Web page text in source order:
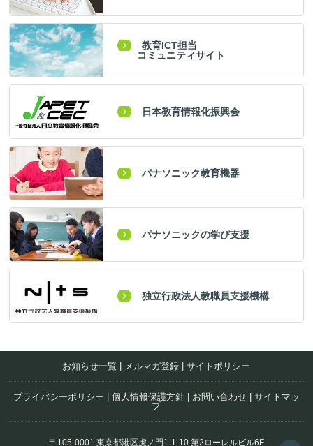
教育ICT担当
コミュニティサイト
日本教育情報化振興会
パナソニック教育機器
パナソニックの学び支援
独立行政法人教職員支援機構
お知らせ一覧 メルマガ登録 |サイトポリシー
プライバシーポリシー 個人情報保護方針| お問い合わせ| サイトマッ
プ
〒105-0001 東京都港区虎ノ門1-1-10 第2ローレルビル6F